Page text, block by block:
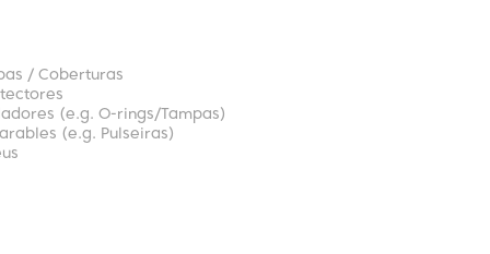
/ Coberturas
(e.g. O-rings/Tampas)
(e.g. Pulseiras)